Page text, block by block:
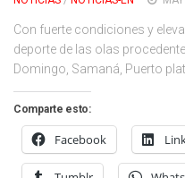
Con fuerte condiciones y
deporte de las olas
Domingo, Samaná, Puerto
Comparte esto:
Facebook